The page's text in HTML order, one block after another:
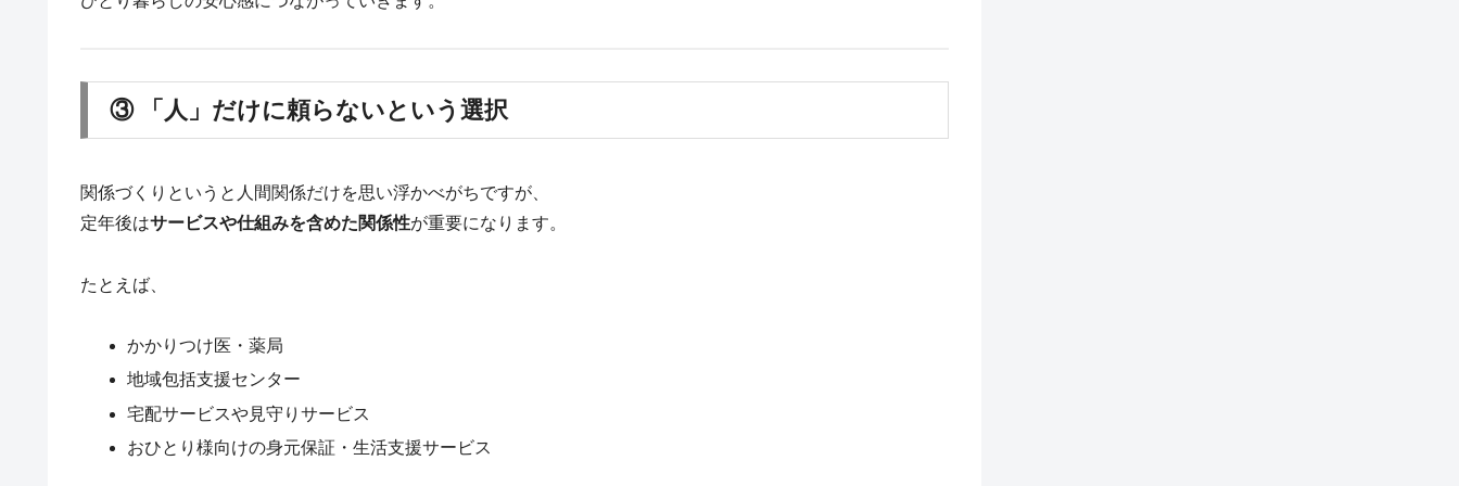
③ 「人」だけに頼らないという選択
関係づくりというと人間関係だけを思い浮かべがちですが、
定年後はサービスや仕組みを含めた関係性が重要になります。
たとえば、
かかりつけ医・薬局
地域包括支援センター
宅配サービスや見守りサービス
おひとり様向けの身元保証・生活支援サービス